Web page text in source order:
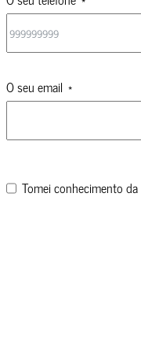
O seu email
Tomei conhecimento da